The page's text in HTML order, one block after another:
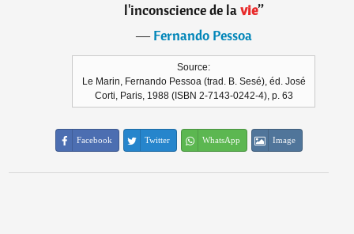
l'inconscience de lavie”
―Fernando Pessoa
Source:
Le Marin, Fernando Pessoa (trad. B. Sesé), éd. José
Corti, Paris, 1988 (ISBN 2-7143-0242-4), p. 63
Facebook Twitter WhatsApp Image